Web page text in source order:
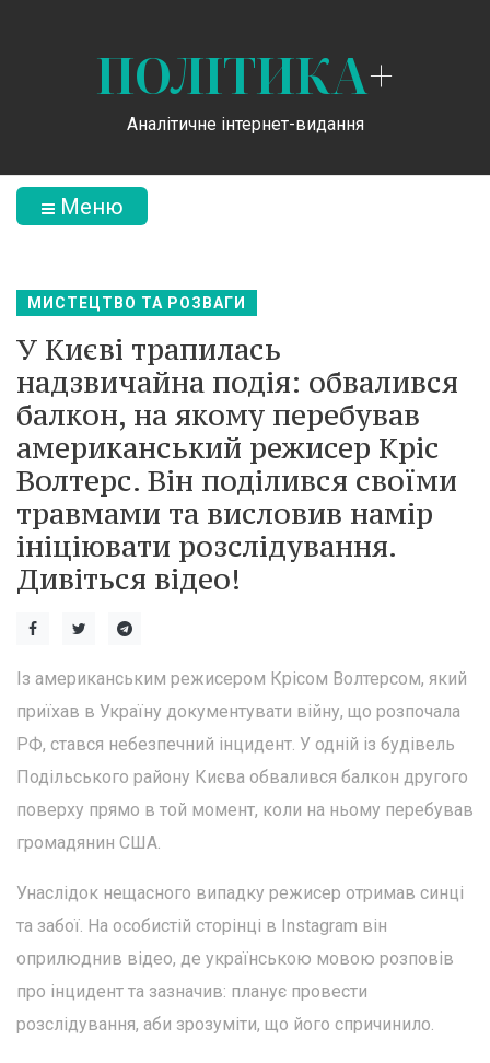
ПОЛІТИКА+
Аналітичне інтернет-видання
Меню
МИСТЕЦТВО ТА РОЗВАГИ
У Києві трапилась
надзвичайна подія: обвалився
балкон, на якому перебував
американський режисер Кріс
Волтерс. Він поділився своїми
травмами та висловив намір
ініціювати розслідування.
Дивіться відео!
Із американським режисером Крісом Волтерсом, який
приїхав в Україну документувати війну, що розпочала
РФ, стався небезпечний інцидент. У одній із будівель
Подільського району Києва обвалився балкон другого
поверху прямо в той момент, коли на ньому перебував
громадянин США.
Унаслідок нещасного випадку режисер отримав синці
та забої. На особистій сторінці в Instagram він
оприлюднив відео, де українською мовою розповів
про інцидент та зазначив: планує провести
розслідування, аби зрозуміти, що його спричинило.